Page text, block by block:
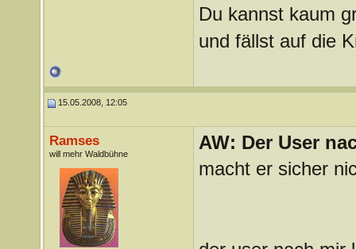
Du kannst kaum
und fällst auf die
15.05.2008, 12:05
Ramses
will mehr Waldbühne
AW: Der User
macht er sicher